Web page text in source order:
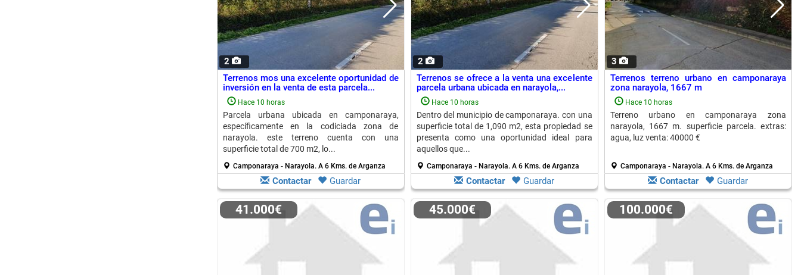
2
Terrenos mos una excelente oportunidad de
inversión en la venta de esta parcela...
Hace 10 horas
Parcela urbana ubicada en camponaraya,
específicamente en la codiciada zona de
narayola. este terreno cuenta con una
superficie total de 700 m2, lo...
Camponaraya - Narayola. A 6 Kms. de Arganza
Contactar Guardar
2
Terrenos se ofrece a la venta una excelente
parcela urbana ubicada en narayola,...
Hace 10 horas
Dentro del municipio de camponaraya. con una
superficie total de 1,090 m2, esta propiedad se
presenta como una oportunidad ideal para
aquellos que...
Camponaraya - Narayola. A 6 Kms. de Arganza
Contactar Guardar
3
Terrenos terreno urbano en camponaraya
zona narayola, 1667 m
Hace 10 horas
Terreno urbano en camponaraya zona
narayola, 1667 m. superficie parcela. extras:
agua, luz venta: 40000 €
Camponaraya - Narayola. A 6 Kms. de Arganza
Contactar Guardar
41.000€ 45.000€ 100.000€